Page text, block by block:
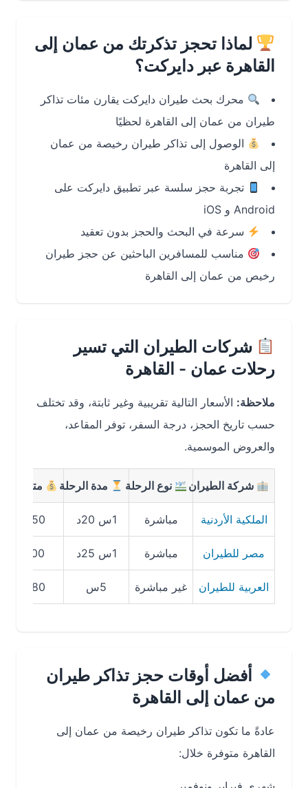
لماذا تحجز تذكرتك من عمان إلى
القاهرة عبر دايركت؟
محرك بحث طيران دايركت يقارن مئات تذاكر
طيران من عمان إلى القاهرة لحظيًا
الوصول إلى تذاكر طيران رخيصة من عمان
إلى القاهرة
تجربة حجز سلسة عبر تطبيق دايركت على
Android و iOS
سرعة في البحث والحجز بدون تعقيد
مناسب للمسافرين الباحثين عن حجز طيران
رخيص من عمان إلى القاهرة
شركات الطيران التي تسير
رحلات عمان - القاهرة
ملاحظة:الأسعار التالية تقريبية وغير ثابتة، وقد تختلف
حسب تاريخ الحجز، درجة السفر، توفر المقاعد،
والعروض الموسمية.
شركة الطيران نوع الرحلة مدة الرحلة متوسط السعر
الملكية الأردنية مباشرة
مصر للطيران مباشرة
العربية للطيران غير مباشرة
أفضل أوقات حجز تذاكر طيران
من عمان إلى القاهرة
عادةً ما تكون تذاكر طيران رخيصة من عمان إلى
القاهرة متوفرة خلال: